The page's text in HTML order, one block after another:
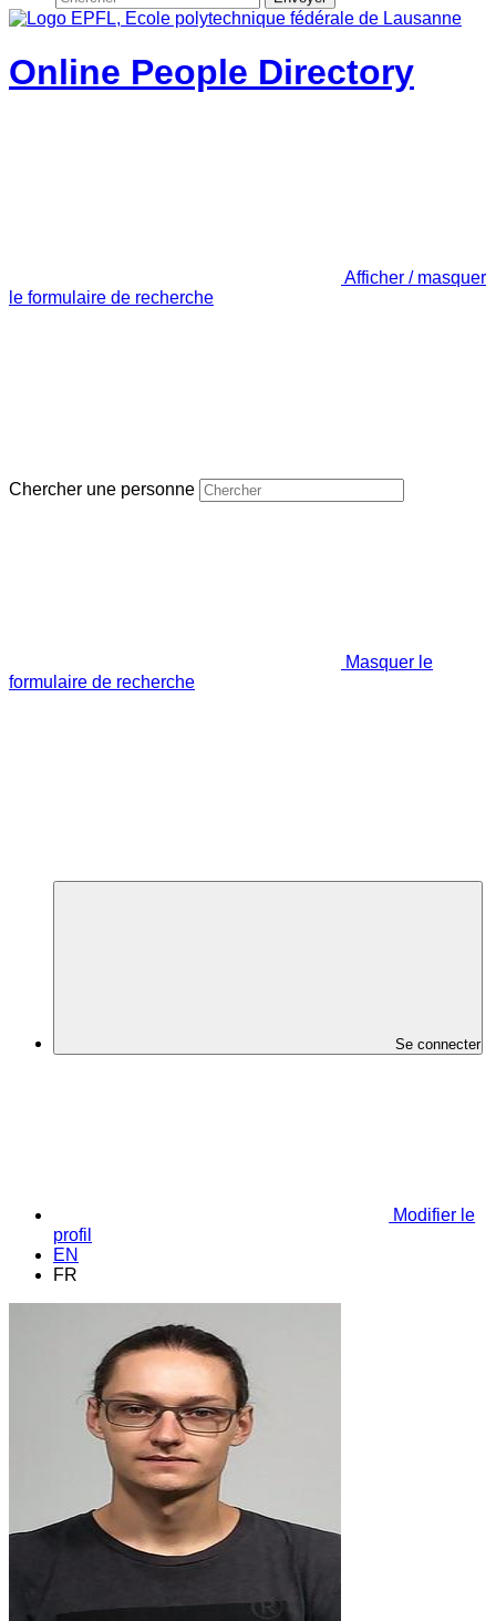
Online People Directory
Afficher / masquer
le formulaire de recherche
Chercher une personne
Masquer le
formulaire de recherche
Se connecter
Modifier le
profil
EN
FR